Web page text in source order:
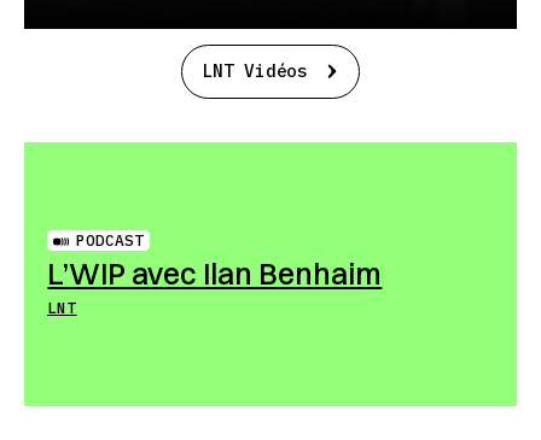
LNT Vidéos
PODCAST
L’WIP avec Ilan Benhaim
LNT